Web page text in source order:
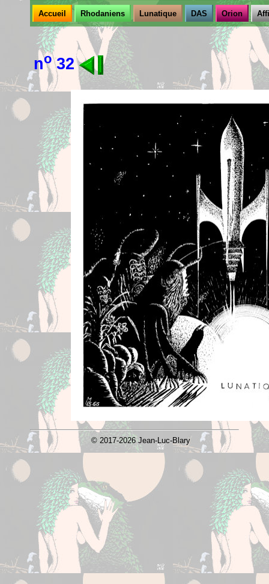
Accueil Rhodaniens Lunatique DAS Orion
no32
© 2017-2026 Jean-Luc-Blary